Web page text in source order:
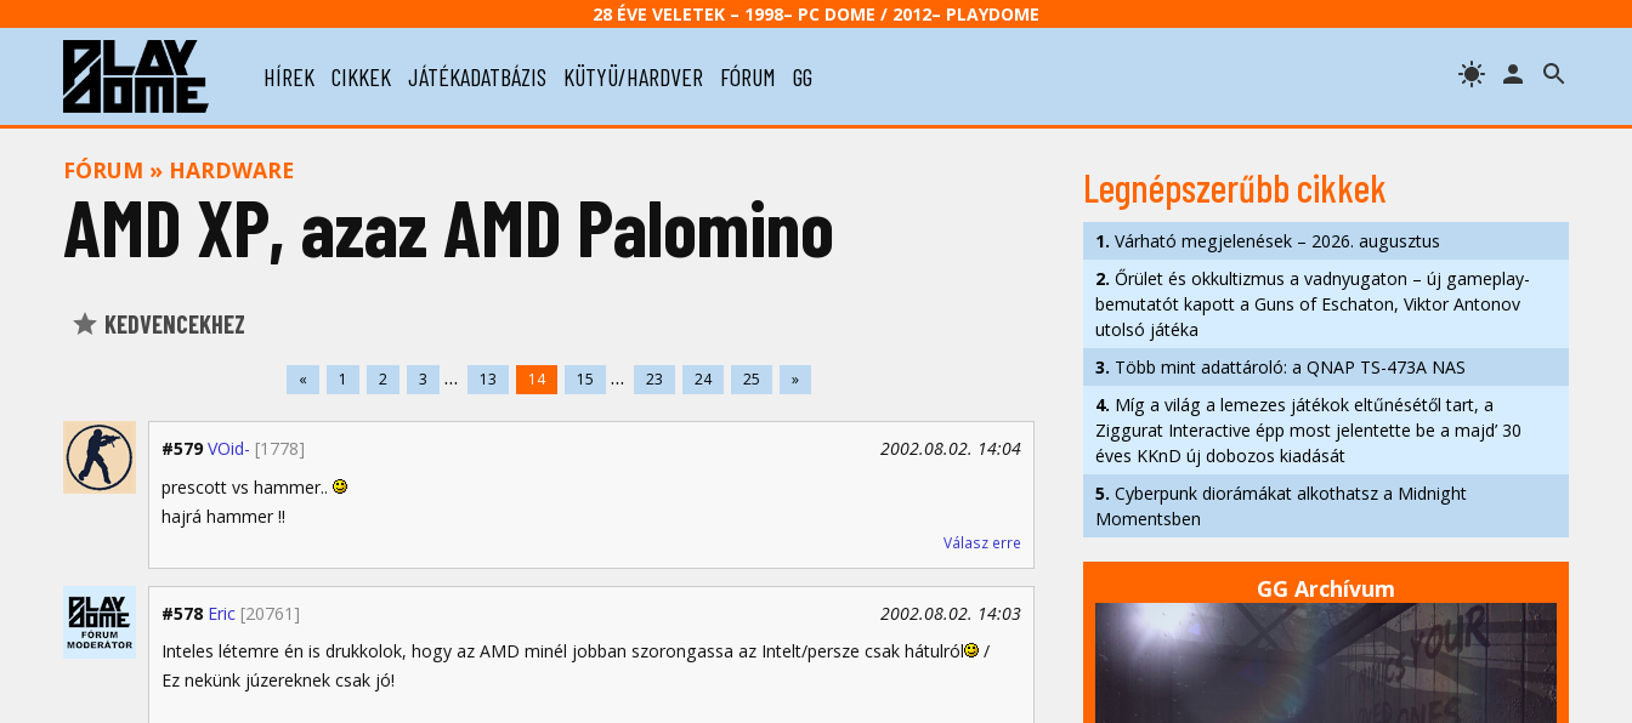
28 ÉVE VELETEK – 1998– PC DOME / 2012– PLAYDOME
HÍREK CIKKEK JÁTÉKADATBÁZIS KÜTYÜ/HARDVER FÓRUM GG
FÓRUM » HARDWARE
AMD XP, azaz AMD Palomino
KEDVENCEKHEZ
« 1 2 3 ... 13 14 15 ... 23 24 25 »
#579 VOid- [1778]
2002.08.02. 14:04
prescott vs hammer..
hajrá hammer !!
Válasz erre
#578 Eric [20761]
2002.08.02. 14:03
Inteles létemre én is drukkolok, hogy az AMD minél jobban szorongassa az Intelt/persze csak hátulról
/
Ez nekünk júzereknek csak jó!
Legnépszerűbb cikkek
1. Várható megjelenések – 2026. augusztus
2. Őrület és okkultizmus a vadnyugaton – új gameplay-
bemutatót kapott a Guns of Eschaton, Viktor Antonov
utolsó játéka
3. Több mint adattároló: a QNAP TS-473A NAS
4. Míg a világ a lemezes játékok eltűnésétől tart, a
Ziggurat Interactive épp most jelentette be a majd’ 30
éves KKnD új dobozos kiadását
5. Cyberpunk diorámákat alkothatsz a Midnight
Momentsben
GG Archívum